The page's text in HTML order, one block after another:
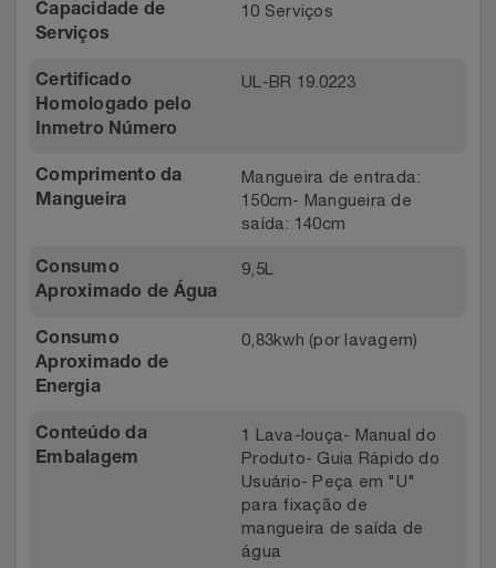
Capacidade de
Serviços
10 Serviços
Certificado
Homologado pelo
Inmetro Número
UL-BR 19.0223
Comprimento da
Mangueira
Mangueira de entrada:
150cm- Mangueira de
saída: 140cm
Consumo
Aproximado de Água
9,5L
Consumo
Aproximado de
Energia
0,83kwh (por lavagem)
Conteúdo da
Embalagem
1 Lava-louça- Manual do
Produto- Guia Rápido do
Usuário- Peça em "U"
para fixação de
mangueira de saída de
água